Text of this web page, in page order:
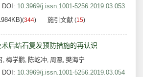
DOI: 10.3969/j.issn.1001-5256.2019.03.053
(344) 施引文献 (15)
后结石复发预防措施的再认识
, 梅学鹏, 陈屹冲, 周瀛, 樊海宁
DOI: 10.3969/j.issn.1001-5256.2019.03.054